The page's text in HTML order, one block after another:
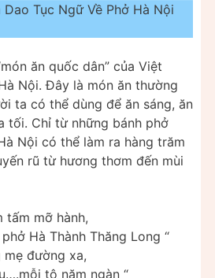
Tục Ngữ Về Phở Hà Nội
ăn quốc dân” của Việt
Nội. Đây là món ăn thường
ta có thể dùng để ăn sáng, ăn
tối. Chỉ từ những bánh phở
Nội có thể làm ra hàng trăm
rũ từ hương thơm đến mùi
tấm mỡ hành,
Hà Thành Thăng Long “
mẹ đường xa,
tô năm ngàn “